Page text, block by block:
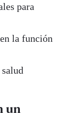
para
la función
un